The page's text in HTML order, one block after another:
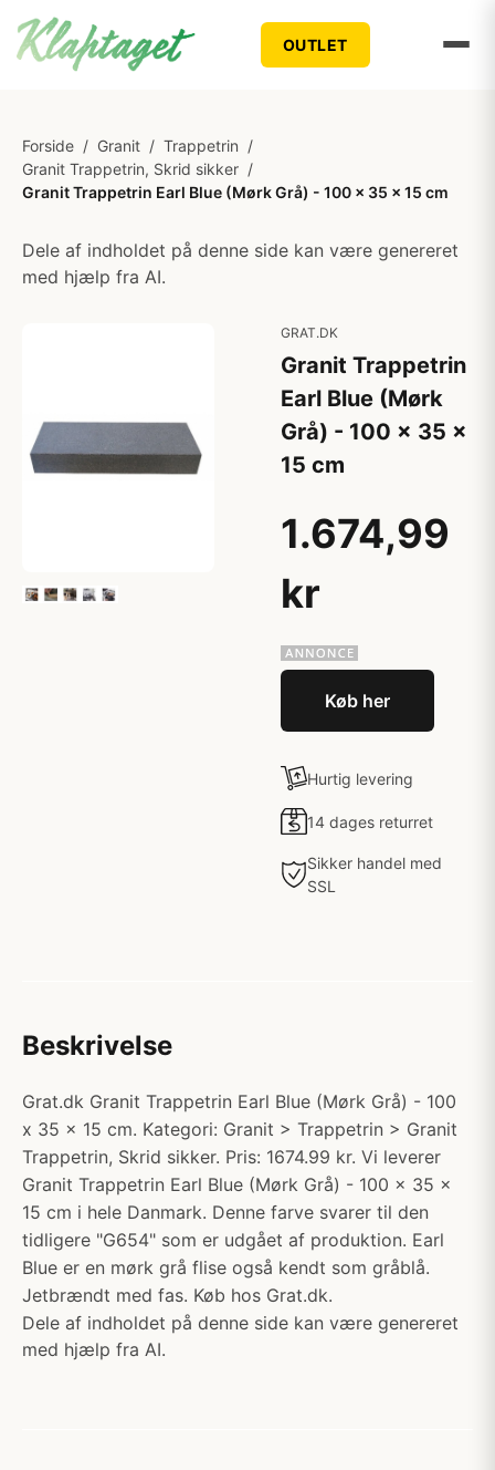
OUTLET
Forside / Granit / Trappetrin /
Granit Trappetrin, Skrid sikker /
Granit Trappetrin Earl Blue (Mørk Grå) - 100 x 35 x 15 cm
Dele af indholdet på denne side kan være genereret
med hjælp fra AI.
GRAT.DK
Granit Trappetrin
Earl Blue (Mørk
Grå) - 100 x 35 x
15 cm
1.674,99
kr
Køb her
Hurtig levering
14 dages returret
Sikker handel med
SSL
Beskrivelse
Grat.dk Granit Trappetrin Earl Blue (Mørk Grå) - 100
x 35 x 15 cm. Kategori: Granit > Trappetrin > Granit
Trappetrin, Skrid sikker. Pris: 1674.99 kr. Vi leverer
Granit Trappetrin Earl Blue (Mørk Grå) - 100 x 35 x
15 cm i hele Danmark. Denne farve svarer til den
tidligere "G654" som er udgået af produktion. Earl
Blue er en mørk grå flise også kendt som gråblå.
Jetbrændt med fas. Køb hos Grat.dk.
Dele af indholdet på denne side kan være genereret
med hjælp fra AI.